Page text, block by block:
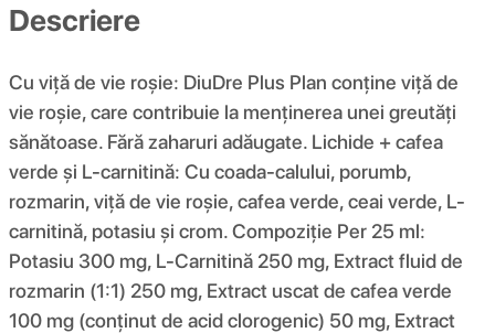
Descriere
Cu viță de vie roșie: DiuDre Plus Plan conține viță de
vie roșie, care contribuie la menținerea unei greutăți
sănătoase. Fără zaharuri adăugate. Lichide + cafea
verde și L-carnitină: Cu coada-calului, porumb,
rozmarin, viță de vie roșie, cafea verde, ceai verde, L-
carnitină, potasiu și crom. Compoziţie Per 25 ml:
Potasiu 300 mg, L-Carnitină 250 mg, Extract fluid de
rozmarin (1:1) 250 mg, Extract uscat de cafea verde
100 mg (conținut de acid clorogenic) 50 mg, Extract